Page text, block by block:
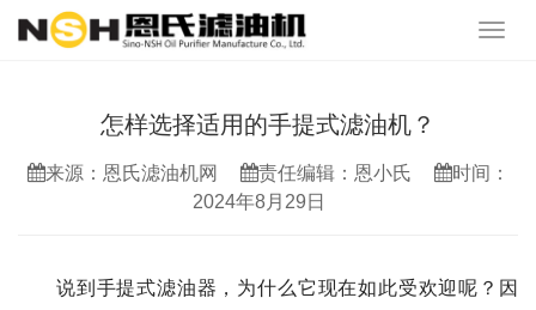
怎样选择适用的手提式滤油机？
来源：恩氏滤油机网 责任编辑：恩小氏
时间：
2024年8月29日
说到手提式滤油器，为什么它现在如此受欢迎呢？因